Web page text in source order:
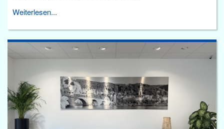
Weiterlesen...